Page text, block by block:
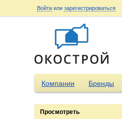
Войти или зарегистрироваться
Компании Бренды
Просмотреть